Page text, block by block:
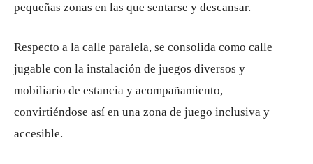
pequeñas zonas en las que sentarse y descansar.
Respecto a la calle paralela, se consolida como calle
jugable con la instalación de juegos diversos y
mobiliario de estancia y acompañamiento,
convirtiéndose así en una zona de juego inclusiva y
accesible.